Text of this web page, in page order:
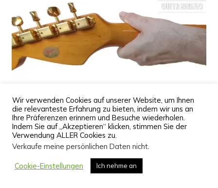
Wir verwenden Cookies auf unserer Website, um Ihnen
die relevanteste Erfahrung zu bieten, indem wir uns an
Ihre Präferenzen erinnern und Besuche wiederholen.
Indem Sie auf „Akzeptieren“ klicken, stimmen Sie der
Verwendung ALLER Cookies zu.
Verkaufe meine persönlichen Daten nicht.
Cookie-Einstellungen Ich nehme an